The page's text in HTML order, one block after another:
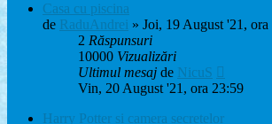
Casa cu piscina
de RaduAndrei » Joi, 19 August '21, ora
2 Răspunsuri
10000 Vizualizări
Ultimul mesaj de NicuS
Vin, 20 August '21, ora 23:59
Harry Potter și camera secretelor